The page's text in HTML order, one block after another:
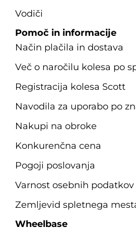
Vodiči
Pomoč in informacije
Način plačila in dostava
Več o naročilu kolesa po
Registracija kolesa Scott
Navodila za uporabo po
Nakupi na obroke
Konkurenčna cena
Pogoji poslovanja
Varnost osebnih podatkov
Zemljevid spletnega
Wheelbase